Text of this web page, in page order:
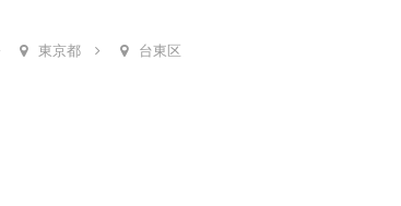
東京都 台東区